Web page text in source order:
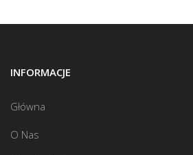
INFORMACJE
Główna
O Nas